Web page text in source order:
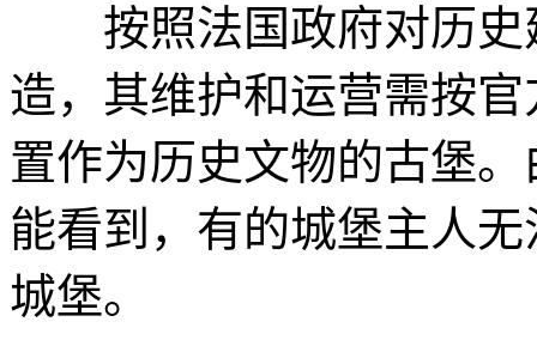
按照法国政府对历史
造，其维护和运营需按
置作为历史文物的古堡
能看到，有的城堡主人
城堡。